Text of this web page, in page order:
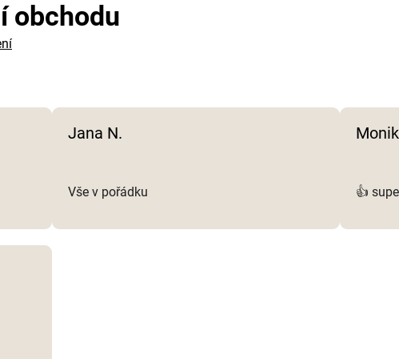
obchodu
Jana N.
Vše v pořádku 👍